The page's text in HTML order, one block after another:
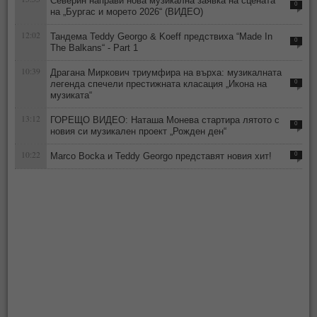
на „Бургас и морето 2026“ (ВИДЕО)
0
12:02
Тандема Teddy Georgo & Koeff предствиха “Made In
The Balkans“ - Part 1
0
10:39
Драгана Миркович триумфира на върха: музикалната
легенда спечели престижната класация „Икона на
музиката“
0
13:12
ГОРЕЩО ВИДЕО: Наташа Монева стартира лятото с
новия си музикален проект „Рожден ден“
0
10:22 Marco Bocka и Teddy Georgo представят новия хит! 0